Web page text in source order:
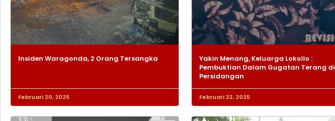
Insiden Waragonda, 2 Orang Tersangka
Februari 20, 2025
Yakin Menang, Keluarga Lokollo :
Pembuktian Dalam Gugatan Terang di
Persidangan
Februari 22, 2025